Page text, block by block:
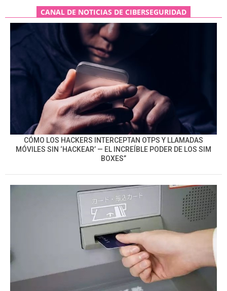
CANAL DE NOTICIAS DE CIBERSEGURIDAD
CÓMO LOS HACKERS INTERCEPTAN OTPS Y LLAMADAS
MÓVILES SIN ‘HACKEAR’ — EL INCREÍBLE PODER DE LOS SIM
BOXES”